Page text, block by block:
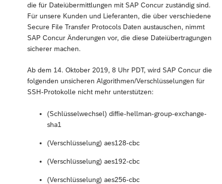
die für Dateiübermittlungen mit SAP Concur zuständig sind.
Für unsere Kunden und Lieferanten, die über verschiedene
Secure File Transfer Protocols Daten austauschen, nimmt
SAP Concur Änderungen vor, die diese Dateiübertragungen
sicherer machen.
Ab dem 14. Oktober 2019, 8 Uhr PDT, wird SAP Concur die
folgenden unsicheren Algorithmen/Verschlüsselungen für
SSH-Protokolle nicht mehr unterstützen:
(Schlüsselwechsel) diffie-hellman-group-exchange-
sha1
(Verschlüsselung) aes128-cbc
(Verschlüsselung) aes192-cbc
(Verschlüsselung) aes256-cbc